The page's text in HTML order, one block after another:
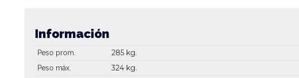
Información
Peso prom. 285 kg.
Peso máx. 324 kg.